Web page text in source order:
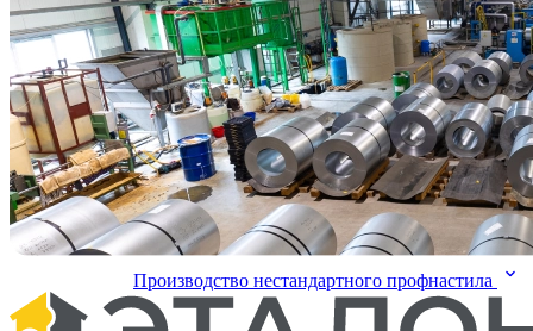
Производство нестандартного профнастила